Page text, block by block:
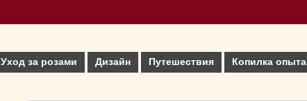
Уход за розами Дизайн Путешествия Копилка опыта